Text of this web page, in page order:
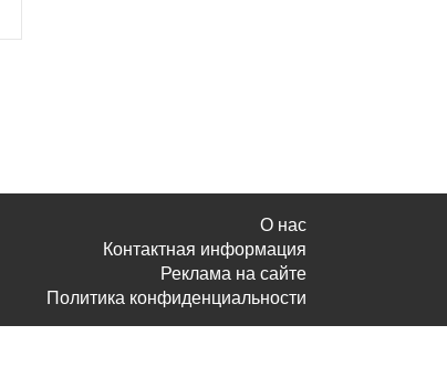
О нас
Контактная информация
Реклама на сайте
Политика конфиденциальности